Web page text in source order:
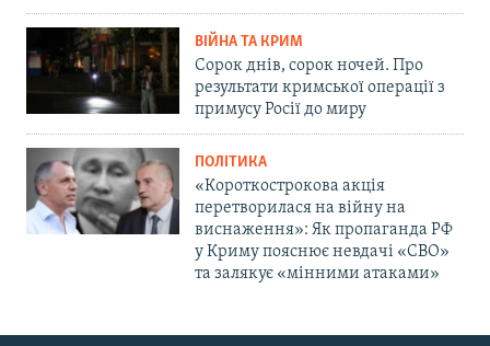
ВІЙНА ТА КРИМ
Сорок днів, сорок ночей. Про
результати кримської операції з
примусу Росії до миру
ПОЛІТИКА
«Короткострокова акція
перетворилася на війну на
виснаження»: Як пропаганда РФ
у Криму пояснює невдачі «СВО»
та залякує «мінними атаками»